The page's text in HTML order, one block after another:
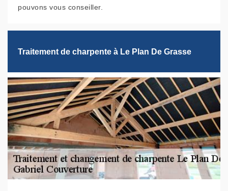
pouvons vous conseiller.
Traitement de charpente à Le Plan De Grasse